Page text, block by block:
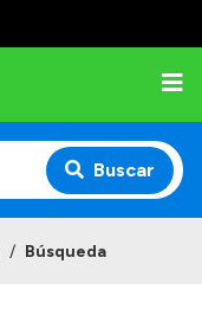
Buscar
/ Búsqueda